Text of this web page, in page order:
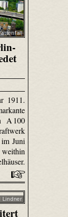
1911.
A 100
Juni
Lindner